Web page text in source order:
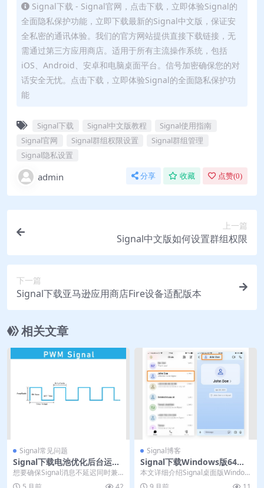
Signal下载 - Signal官网，点击下载，立即体验Signal的
全面隐私保护功能，立即下载最新的Signal中文版，保证安
全私密的通讯体验。我们的官方网站提供直接下载链接，无
需通过第三方应用商店。适用于所有主流操作系统，包括
iOS、Android、安卓和电脑桌面平台。信号加密确保您的对
话安全无忧。点击下载，立即体验Signal的全面隐私保护功
能
Signal下载 Signal中文版教程
Signal使用指南
Signal官网
Signal群组权限设置
Signal群组管理
Signal隐私设置
admin 分享 收藏 点赞(0)
上一篇
Signal中文版如何设置群组权限
下一篇
Signal下载亚马逊应用商店Fire设备适配版本
相关文章
Signal常见问题
Signal下载电池优化后台运行
权限设置建议
想要确保Signal消息不延迟同时兼
顾手机续航？关键在于正确配置后
Signal博客
Signal下载Windows版64位
优化｜官网多线程加速
本文详细介绍Signal桌面版Window
s 64位的下载与使用，包括从官网